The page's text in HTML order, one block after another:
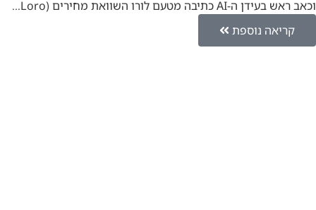
וכאב ראש בעידן ה-AI כתיבה מטעם לורו השוואת מחירים (Loro…
קריאה נוספת